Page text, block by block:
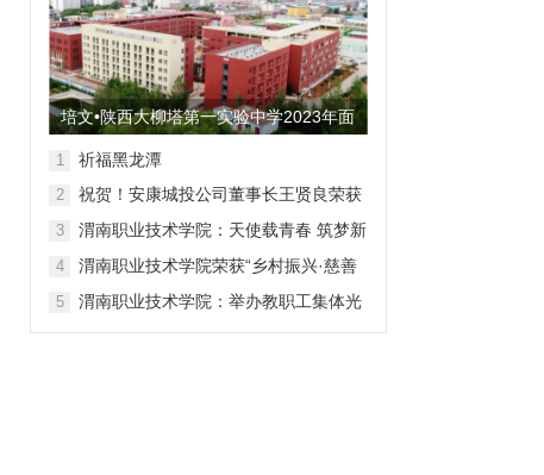
培文•陕西大柳塔第一实验中学2023年面
向全国招聘教师启事
1 祈福黑龙潭
2
祝贺！安康城投公司董事长王贤良荣获
3
渭南职业技术学院：天使载青春 筑梦新
4
渭南职业技术学院荣获“乡村振兴·慈善
5
渭南职业技术学院：举办教职工集体光